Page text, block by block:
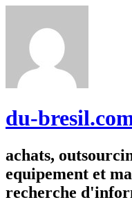
du-
achats,
equipement et
recherche